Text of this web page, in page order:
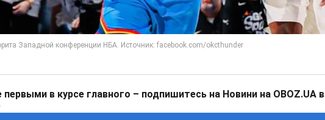
первыми в курсе главного – подпишитесь на Новини на OBOZ.UA в